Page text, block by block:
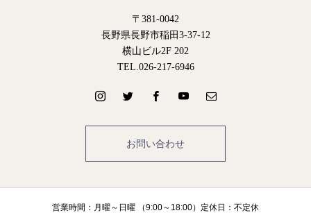
〒381-0042
長野県長野市稲田3-37-12
横山ビル2F 202
TEL.026-217-6946
お問い合わせ
営業時間：月曜～日曜 （9:00～18:00）定休日：不定休